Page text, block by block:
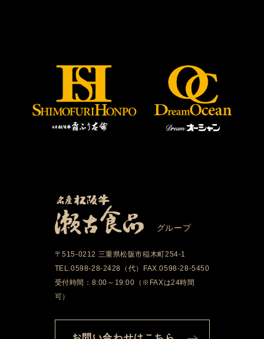
グループ
〒515-0212 三重県松阪市稲木町254-1
TEL.0598-28-2428（代）FAX.0598-28-5450
受付時間：8:00～19:00（※FAXは24時間
可）